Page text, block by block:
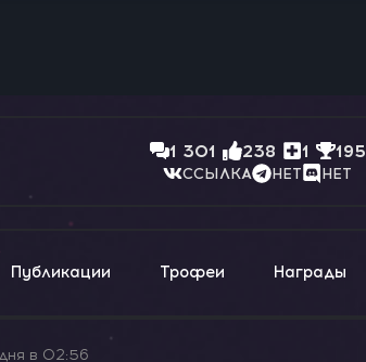
1 301 238 1 195
ССЫЛКА НЕТ НЕТ
Публикации Трофеи Награды
в 02:56